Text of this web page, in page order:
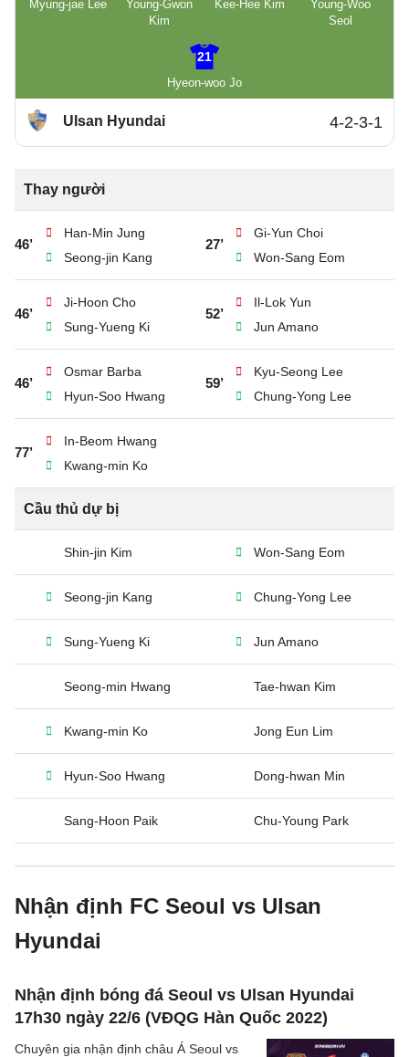
Myung-jae Lee
Young-Gwon
Kim
Kee-Hee Kim
Young-Woo
Seol
21
Hyeon-woo Jo
Ulsan Hyundai 4-2-3-1
Thay người
46’
Han-Min Jung
Seong-jin Kang
27’
Gi-Yun Choi
Won-Sang Eom
46’
Ji-Hoon Cho
Sung-Yueng Ki
52’
Il-Lok Yun
Jun Amano
46’
Osmar Barba
Hyun-Soo Hwang
59’
Kyu-Seong Lee
Chung-Yong Lee
77’
In-Beom Hwang
Kwang-min Ko
Cầu thủ dự bị
Shin-jin Kim Won-Sang Eom
Seong-jin Kang Chung-Yong Lee
Sung-Yueng Ki Jun Amano
Seong-min Hwang Tae-hwan Kim
Kwang-min Ko Jong Eun Lim
Hyun-Soo Hwang Dong-hwan Min
Sang-Hoon Paik Chu-Young Park
Nhận định FC Seoul vs Ulsan
Hyundai
Nhận định bóng đá Seoul vs Ulsan Hyundai
17h30 ngày 22/6 (VĐQG Hàn Quốc 2022)
Chuyên gia nhận định châu Á Seoul vs